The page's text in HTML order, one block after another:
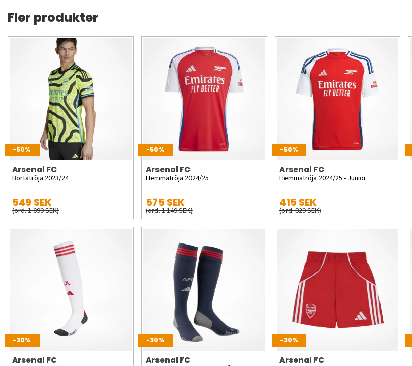
Fler produkter
-50%
Arsenal FC
Bortatröja 2023/24
549 SEK
(ord. 1 099 SEK)
-50%
Arsenal FC
Hemmatröja 2024/25
575 SEK
(ord. 1 149 SEK)
-50%
Arsenal FC
Hemmatröja 2024/25 - Junior
415 SEK
(ord. 829 SEK)
-30%
Arsenal FC
-30%
Arsenal FC
-30%
Arsenal FC